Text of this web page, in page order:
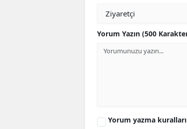
Yorum Yazın (500
Yorum yazma